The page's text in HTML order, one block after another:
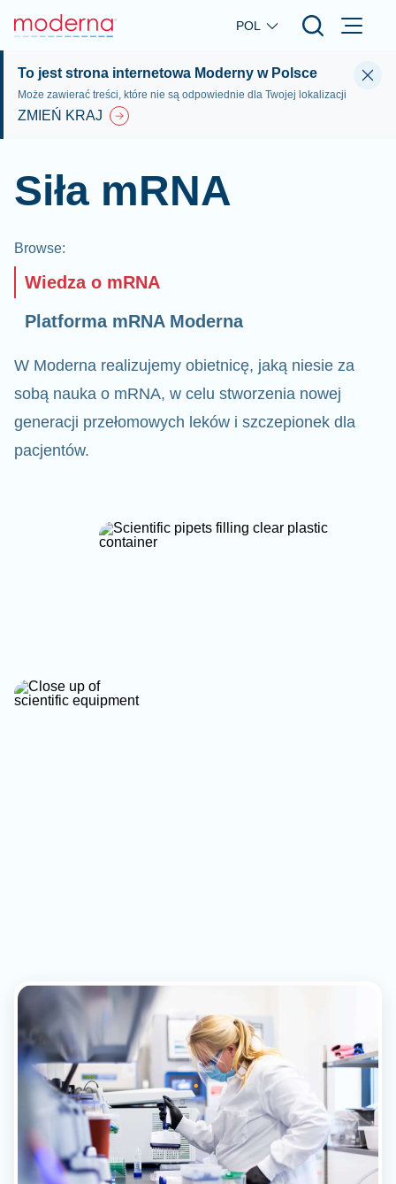
Skip to main content
POL
To jest strona internetowa Moderny w Polsce
Może zawierać treści, które nie są odpowiednie dla Twojej lokalizacji
ZMIEŃ KRAJ
Siła mRNA
Browse:
Wiedza o mRNA
Platforma mRNA Moderna
W Moderna realizujemy obietnicę, jaką niesie za
sobą nauka o mRNA, w celu stworzenia nowej
generacji przełomowych leków i szczepionek dla
pacjentów.